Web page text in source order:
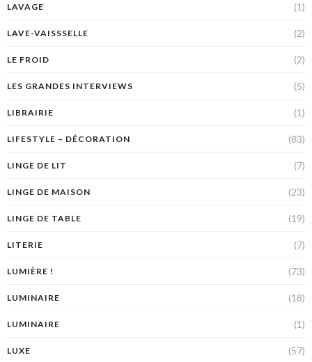
LAVAGE (1)
LAVE-VAISSSELLE (2)
LE FROID (2)
LES GRANDES INTERVIEWS (5)
LIBRAIRIE (1)
LIFESTYLE – DÉCORATION (83)
LINGE DE LIT (7)
LINGE DE MAISON (23)
LINGE DE TABLE (19)
LITERIE (7)
LUMIÈRE ! (73)
LUMINAIRE (18)
LUMINAIRE (1)
LUXE (57)